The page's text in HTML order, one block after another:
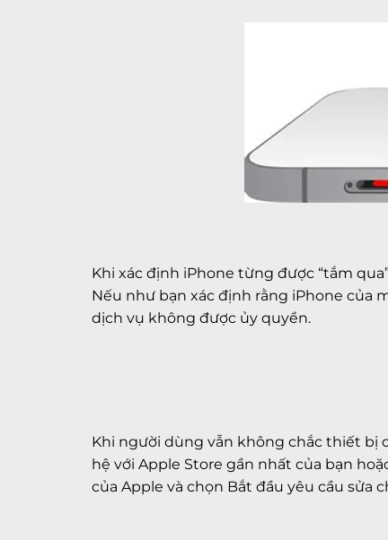
Khi xác định iPhone từng được “tắm
Nếu như bạn xác định rằng iPhone của
dịch vụ không được ủy quyền.
Khi người dùng vẫn không chắc thiết bị
hệ với Apple Store gần nhất của bạn
của Apple và chọn Bắt đầu yêu cầu sửa